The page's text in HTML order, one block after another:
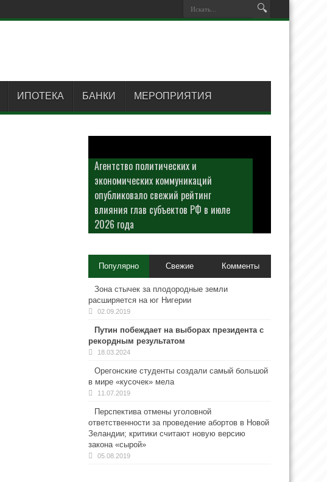
ИПОТЕКА БАНКИ МЕРОПРИЯТИЯ
Агентство политических и
экономических коммуникаций
опубликовало свежий рейтинг
влияния глав субъектов РФ в июле
2026 года
Популярно Свежие Комменты
Зона стычек за плодородные земли
расширяется на юг Нигерии
02.09.2019
Путин побеждает на выборах президента с
рекордным результатом
18.03.2024
Орегонские студенты создали самый большой
в мире «кусочек» мела
11.07.2019
Перспектива отмены уголовной
ответственности за проведение абортов в Новой
Зеландии; критики считают новую версию
закона «сырой»
05.08.2019